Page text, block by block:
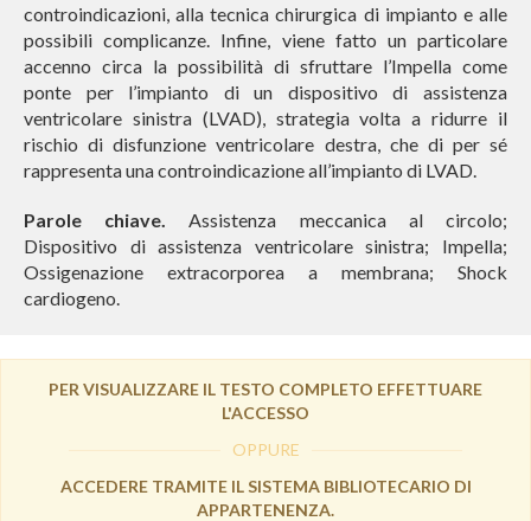
controindicazioni, alla tecnica chirurgica di impianto e alle
possibili complicanze. Infine, viene fatto un particolare
accenno circa la possibilità di sfruttare l’Impella come
ponte per l’impianto di un dispositivo di assistenza
ventricolare sinistra (LVAD), strategia volta a ridurre il
rischio di disfunzione ventricolare destra, che di per sé
rappresenta una controindicazione all’impianto di LVAD.
Parole chiave. Assistenza meccanica al circolo;
Dispositivo di assistenza ventricolare sinistra; Impella;
Ossigenazione extracorporea a membrana; Shock
cardiogeno.
PER VISUALIZZARE IL TESTO COMPLETO EFFETTUARE
L'ACCESSO
OPPURE
ACCEDERE TRAMITE IL SISTEMA BIBLIOTECARIO DI
APPARTENENZA.